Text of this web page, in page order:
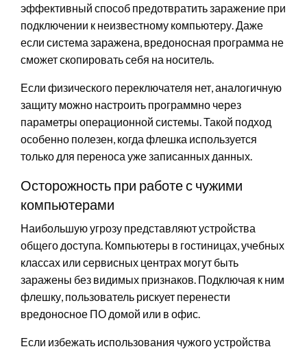
эффективный способ предотвратить заражение при
подключении к неизвестному компьютеру. Даже
если система заражена, вредоносная программа не
сможет скопировать себя на носитель.
Если физического переключателя нет, аналогичную
защиту можно настроить программно через
параметры операционной системы. Такой подход
особенно полезен, когда флешка используется
только для переноса уже записанных данных.
Осторожность при работе с чужими
компьютерами
Наибольшую угрозу представляют устройства
общего доступа. Компьютеры в гостиницах, учебных
классах или сервисных центрах могут быть
заражены без видимых признаков. Подключая к ним
флешку, пользователь рискует перенести
вредоносное ПО домой или в офис.
Если избежать использования чужого устройства